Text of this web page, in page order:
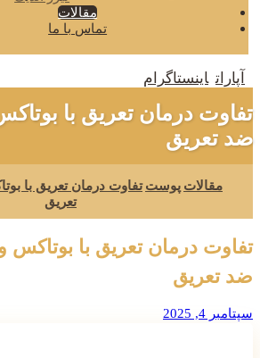
مقالات
تماس با ما
آپارات اینستاگرام
تفاوت درمان تعریق با
ضد تعریق
مقالات پوست تفاوت درمان تعریق با
تعریق
تفاوت درمان تعریق با بوتاکس
ضد تعریق
سپتامبر 4, 2025